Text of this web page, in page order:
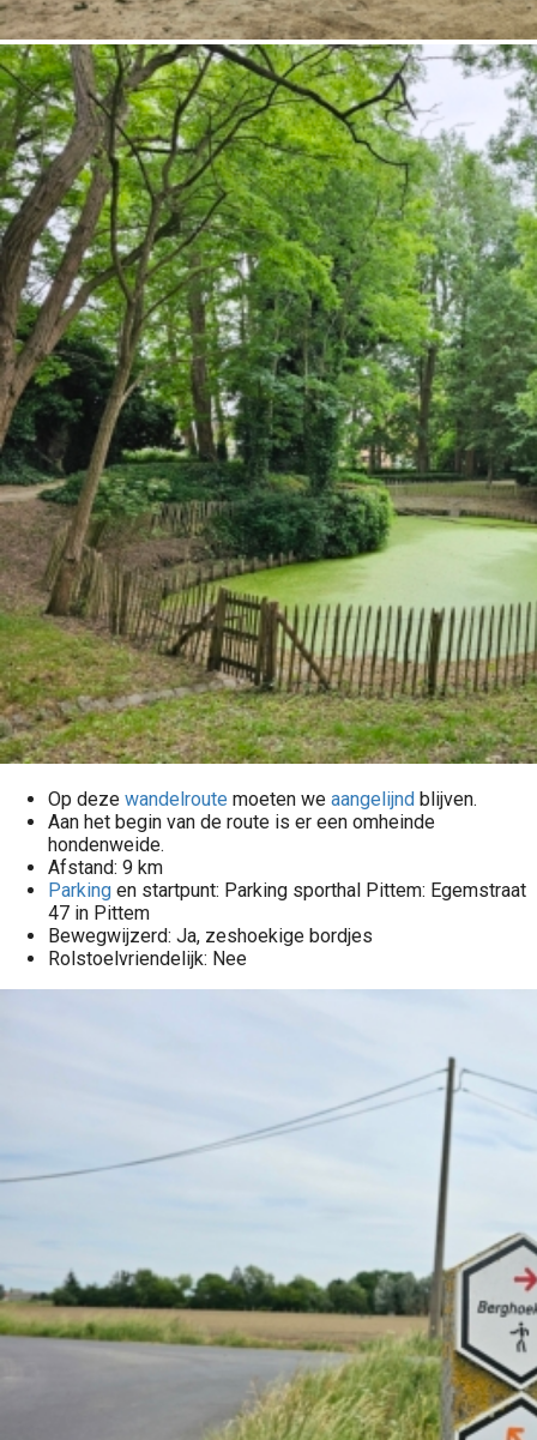
Op deze wandelroute moeten we aangelijnd blijven.
Aan het begin van de route is er een omheinde
hondenweide.
Afstand: 9 km
Parking en startpunt: Parking sporthal Pittem: Egemstraat
47 in Pittem
Bewegwijzerd: Ja, zeshoekige bordjes
Rolstoelvriendelijk: Nee